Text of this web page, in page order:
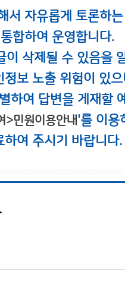
서 자유롭게 토론하
합하여 운영합니다.
삭제될 수 있음을
보 노출 위험이 있
하여 답변을 게재할
>민원이용안내'를 이용
여 주시기 바랍니다.